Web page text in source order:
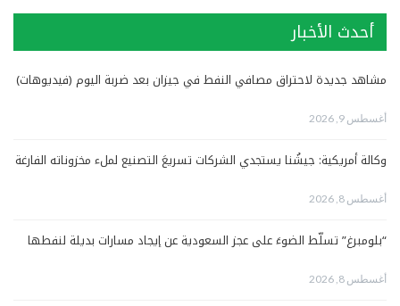
أحدث الأخبار
مشاهد جديدة لاحتراق مصافي النفط في جيزان بعد ضربة اليوم (فيديوهات)
أغسطس 9, 2026
وكالة أمريكية: جيشُنا يستجدي الشركات تسريعَ التصنيع لملء مخزوناته الفارغة
أغسطس 8, 2026
“بلومبرغ” تسلّط الضوءَ على عجز السعودية عن إيجاد مسارات بديلة لنفطها
أغسطس 8, 2026